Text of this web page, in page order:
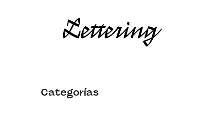
Lettering
Categorías